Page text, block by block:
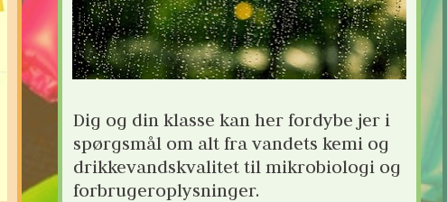
Dig og din klasse kan her fordybe jer i
spørgsmål om alt fra vandets kemi og
drikkevandskvalitet til mikrobiologi og
forbrugeroplysninger.